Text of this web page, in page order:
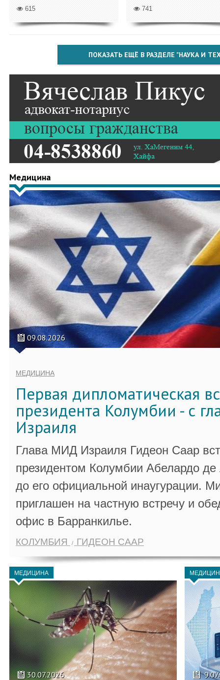
615 741
ПОКАЗАТЬ ЕЩЁ В РАЗДЕЛЕ "НАУКА И
Медицина
09.08.2026
МЕДИЦИНА
Первая дипломатическая
президента Колумбии - с
Израиля
Глава МИД Израиля Гидеон Саар
президентом Колумбии Абелардо
до его официальной инаугурации.
приглашен на частную встречу и
офис в Барранкилье.
КОЛУМБИЯ ГИДЕОН СААР
МЕДИЦИНА
30.07.2026